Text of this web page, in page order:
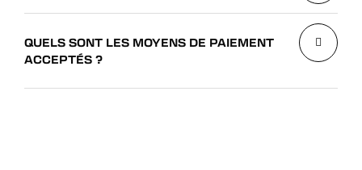
QUELS SONT LES MOYENS DE PAIEMENT
ACCEPTÉS ?